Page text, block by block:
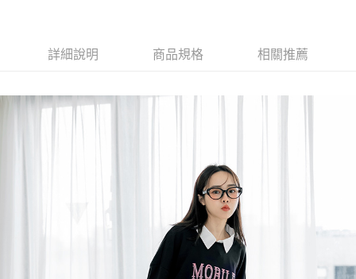
詳細說明 商品規格 相關推薦